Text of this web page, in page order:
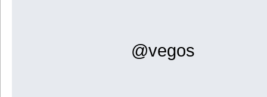
@vegos